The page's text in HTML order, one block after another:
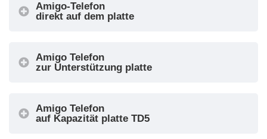
Amigo-Telefon
direkt auf dem platte
Amigo Telefon
zur Unterstützung platte
Amigo Telefon
auf Kapazität platte TD5